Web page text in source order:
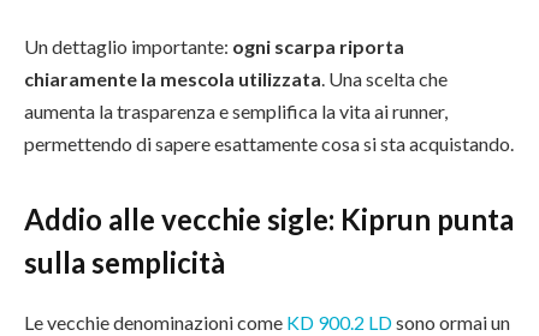
Un dettaglio importante: ogni scarpa riporta
chiaramente la mescola utilizzata . Una scelta che
aumenta la trasparenza e semplifica la vita ai runner,
permettendo di sapere esattamente cosa si sta acquistando.
Addio alle vecchie sigle: Kiprun punta
sulla semplicità
Le vecchie denominazioni come KD 900.2 LDsono ormai un